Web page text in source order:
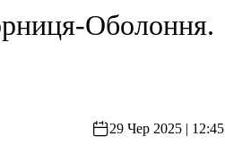
Оболоння.
29 Чер 2025 | 12:45